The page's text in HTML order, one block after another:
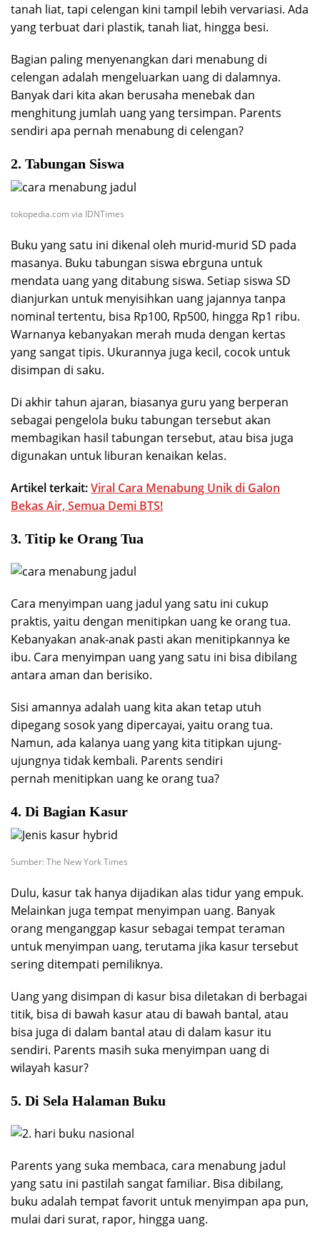
tanah liat, tapi celengan kini tampil lebih vervariasi. Ada
yang terbuat dari plastik, tanah liat, hingga besi.
Bagian paling menyenangkan dari menabung di
celengan adalah mengeluarkan uang di dalamnya.
Banyak dari kita akan berusaha menebak dan
menghitung jumlah uang yang tersimpan. Parents
sendiri apa pernah menabung di celengan?
2. Tabungan Siswa
tokopedia.com via IDNTimes
Buku yang satu ini dikenal oleh murid-murid SD pada
masanya. Buku tabungan siswa ebrguna untuk
mendata uang yang ditabung siswa. Setiap siswa SD
dianjurkan untuk menyisihkan uang jajannya tanpa
nominal tertentu, bisa Rp100, Rp500, hingga Rp1 ribu.
Warnanya kebanyakan merah muda dengan kertas
yang sangat tipis. Ukurannya juga kecil, cocok untuk
disimpan di saku.
Di akhir tahun ajaran, biasanya guru yang berperan
sebagai pengelola buku tabungan tersebut akan
membagikan hasil tabungan tersebut, atau bisa juga
digunakan untuk liburan kenaikan kelas.
Artikel terkait:Viral Cara Menabung Unik di Galon
Bekas Air, Semua Demi BTS!
3. Titip ke Orang Tua
Cara menyimpan uang jadul yang satu ini cukup
praktis, yaitu dengan menitipkan uang ke orang tua.
Kebanyakan anak-anak pasti akan menitipkannya ke
ibu. Cara menyimpan uang yang satu ini bisa dibilang
antara aman dan berisiko.
Sisi amannya adalah uang kita akan tetap utuh
dipegang sosok yang dipercayai, yaitu orang tua.
Namun, ada kalanya uang yang kita titipkan ujung-
ujungnya tidak kembali. Parents sendiri
pernah menitipkan uang ke orang tua?
4. Di Bagian Kasur
Sumber: The New York Times
Dulu, kasur tak hanya dijadikan alas tidur yang empuk.
Melainkan juga tempat menyimpan uang. Banyak
orang menganggap kasur sebagai tempat teraman
untuk menyimpan uang, terutama jika kasur tersebut
sering ditempati pemiliknya.
Uang yang disimpan di kasur bisa diletakan di berbagai
titik, bisa di bawah kasur atau di bawah bantal, atau
bisa juga di dalam bantal atau di dalam kasur itu
sendiri. Parents masih suka menyimpan uang di
wilayah kasur?
5. Di Sela Halaman Buku
Parents yang suka membaca, cara menabung jadul
yang satu ini pastilah sangat familiar. Bisa dibilang,
buku adalah tempat favorit untuk menyimpan apa pun,
mulai dari surat, rapor, hingga uang.